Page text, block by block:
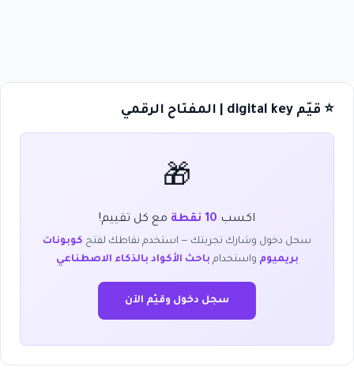
⭐ قيّم digital key | المفتاح الرقمي
🎁
اكسب 10 نقطة مع كل تقييم!
سجل دخول وشارك تجربتك — استخدم نقاطك لفتح كوبونات
بريميوم واستخدام باحث الأكواد بالذكاء الاصطناعي
سجل دخول وقيّم الآن